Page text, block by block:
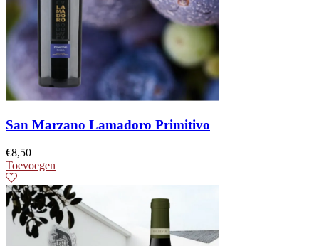
San Marzano Lamadoro Primitivo
€8,50
Toevoegen